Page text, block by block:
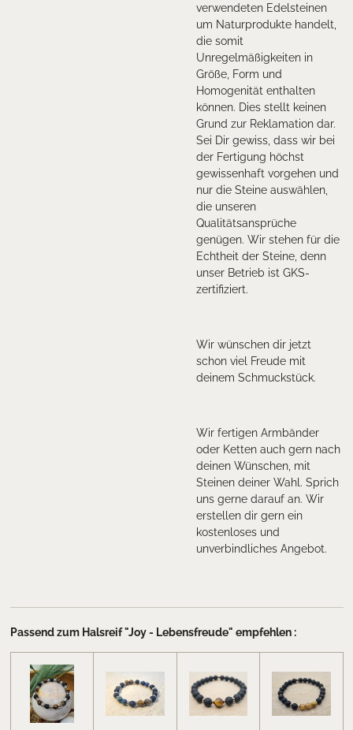
verwendeten Edelsteinen
um Naturprodukte handelt,
die somit
Unregelmäßigkeiten in
Größe, Form und
Homogenität enthalten
können. Dies stellt keinen
Grund zur Reklamation dar.
Sei Dir gewiss, dass wir bei
der Fertigung höchst
gewissenhaft vorgehen und
nur die Steine auswählen,
die unseren
Qualitätsansprüche
genügen. Wir stehen für die
Echtheit der Steine, denn
unser Betrieb ist GKS-
zertifiziert.
Wir wünschen dir jetzt
schon viel Freude mit
deinem Schmuckstück.
Wir fertigen Armbänder
oder Ketten auch gern nach
deinen Wünschen, mit
Steinen deiner Wahl. Sprich
uns gerne darauf an. Wir
erstellen dir gern ein
kostenloses und
unverbindliches Angebot.
Passend zum Halsreif "Joy - Lebensfreude" empfehlen :